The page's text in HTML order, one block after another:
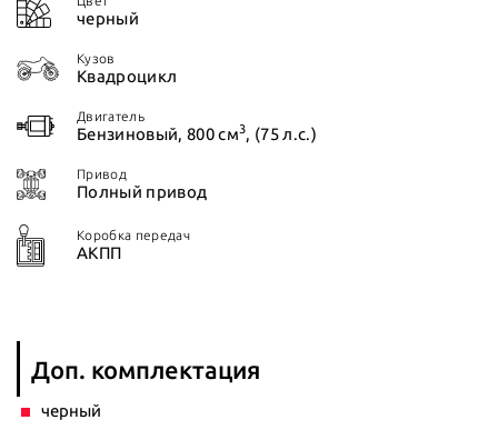
черный
Кузов
Квадроцикл
Двигатель
Бензиновый, 800 см3, (75 л.с.)
Привод
Полный привод
Коробка передач
АКПП
Доп. комплектация
черный